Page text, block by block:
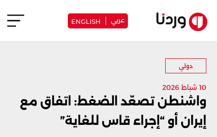
عربي ENGLISH
دولي
10 شباط 2026
واشنطن تصعّد الضغط: اتفاق مع
إيران أو “إجراء قاس للغاية”